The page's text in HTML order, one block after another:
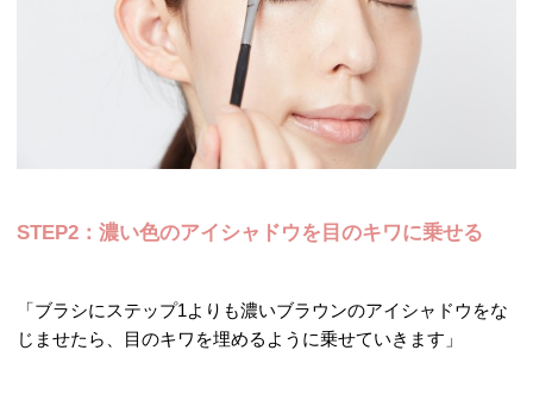
STEP2：濃い色のアイシャドウを目のキワに乗せる
「ブラシにステップ1よりも濃いブラウンのアイシャドウをな
じませたら、目のキワを埋めるように乗せていきます」